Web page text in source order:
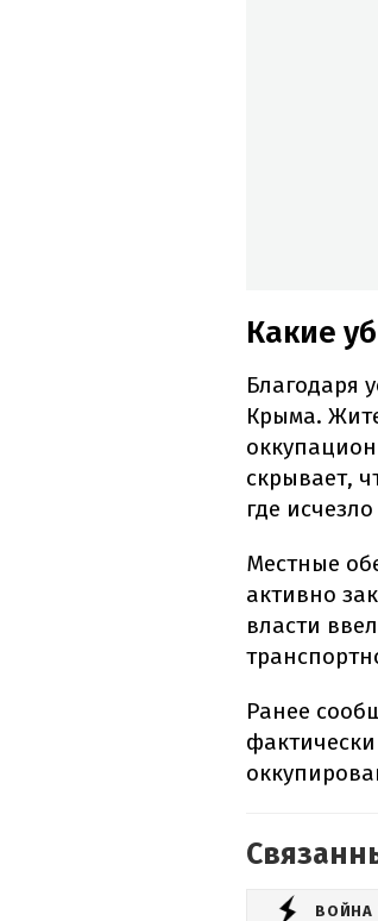
Какие
Благодаря
Крыма.
скрывает,
где
Местные
активно
власти
Ранее
фактически
ВОЙНА